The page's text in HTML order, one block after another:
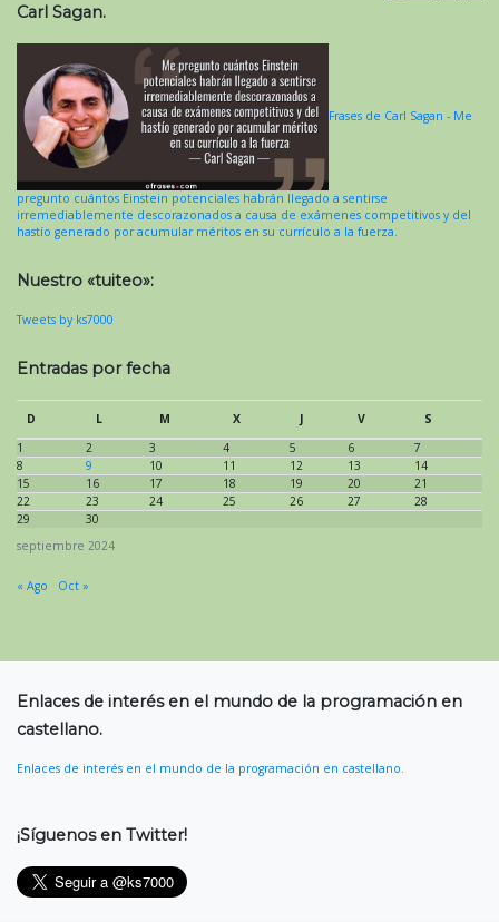
Carl Sagan.
Frases de Carl Sagan - Me
pregunto cuántos Einstein potenciales habrán llegado a sentirse
irremediablemente descorazonados a causa de exámenes competitivos y del
hastío generado por acumular méritos en su currículo a la fuerza.
Nuestro «tuiteo»:
Tweets by ks7000
Entradas por fecha
septiembre 2024
D L M X J V
S
1
2 3 4 5 6
7
8
9 10 11 12 13
14
15
16 17 18 19 20
21
22
23 24 25 26 27
28
29
30
« Ago Oct »
Enlaces de interés en el mundo de la programación en
castellano.
Enlaces de interés en el mundo de la programación en castellano.
¡Síguenos en Twitter!